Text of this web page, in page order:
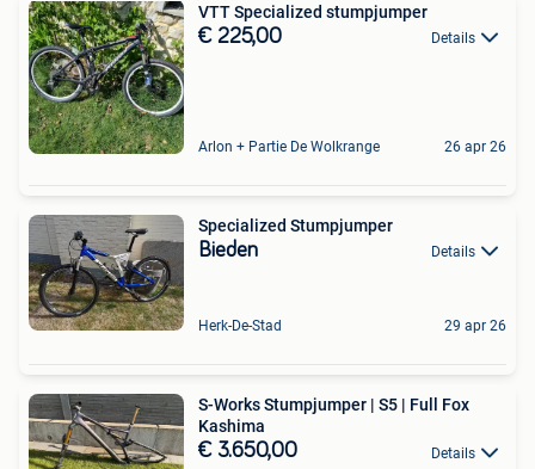
VTT Specialized stumpjumper
€ 225,00 Details
Arlon + Partie De Wolkrange 26 apr 26
Specialized Stumpjumper
Bieden Details
Herk-De-Stad 29 apr 26
S-Works Stumpjumper | S5 | Full Fox
Kashima
€ 3.650,00 Details